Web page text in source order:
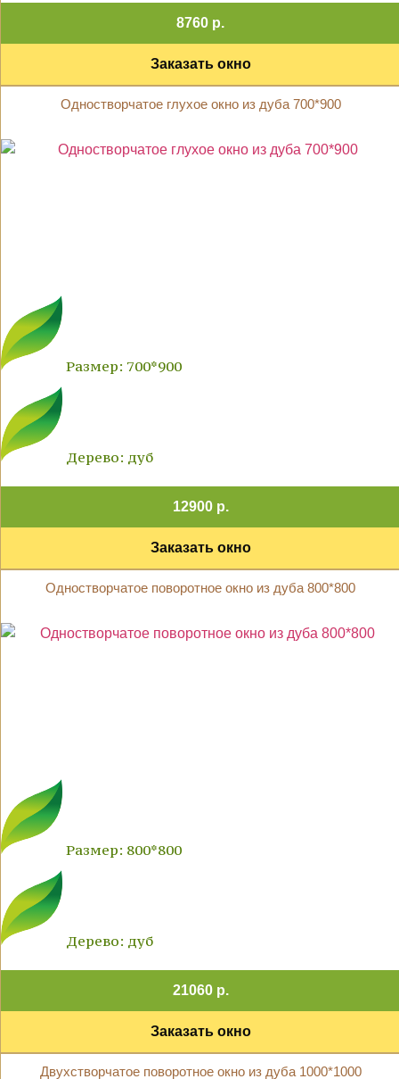
8760 р.
Заказать окно
Одностворчатое глухое окно из дуба 700*900
Размер: 700*900
Дерево: дуб
12900 р.
Заказать окно
Одностворчатое поворотное окно из дуба 800*800
Размер: 800*800
Дерево: дуб
21060 р.
Заказать окно
Двухстворчатое поворотное окно из дуба 1000*1000